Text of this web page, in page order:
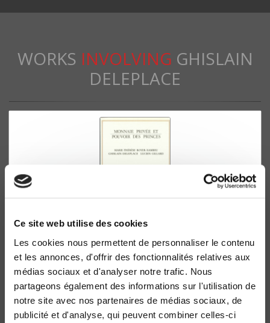
Ce site web utilise des cookies
Les cookies nous permettent de personnaliser le contenu
et les annonces, d'offrir des fonctionnalités relatives aux
médias sociaux et d'analyser notre trafic. Nous
partageons également des informations sur l'utilisation de
notre site avec nos partenaires de médias sociaux, de
publicité et d'analyse, qui peuvent combiner celles-ci
WORKS INVOLVING GHISLAIN
DELEPLACE
Monnaie privée et pouvoir des princes
L'économie des relations monétaires à la Renaissance
Marie-Thérèse Boyer-Xambeu, Ghislain Deleplace